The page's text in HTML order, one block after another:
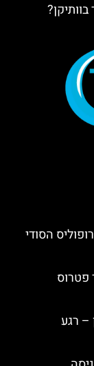
הסודי
פטרוס
– רגע